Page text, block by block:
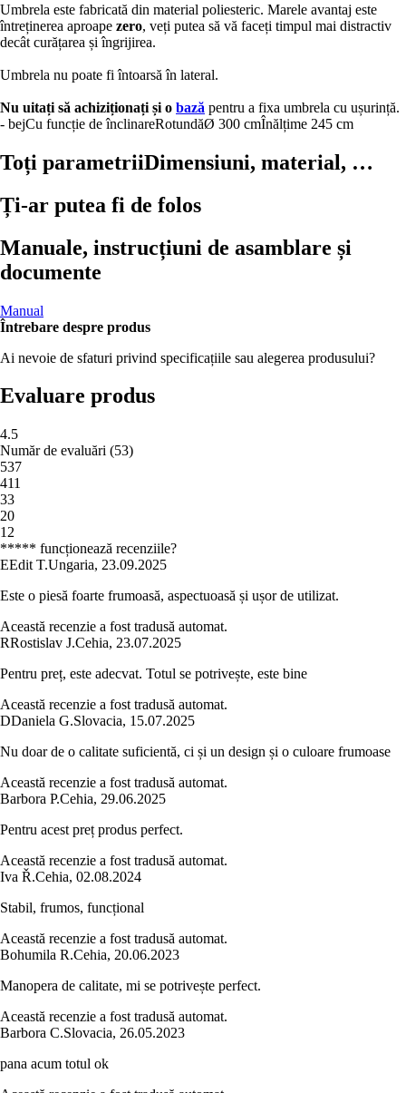
Umbrela este fabricată din material poliesteric. Marele avantaj este
întreținerea aproape zero, veți putea să vă faceți timpul mai distractiv
decât curățarea și îngrijirea.
Umbrela nu poate fi întoarsă în lateral.
Nu uitați să achiziționați și o bază pentru a fixa umbrela cu ușurință.
- bejCu funcție de înclinareRotundăØ 300 cmÎnălțime 245 cm
Toți parametriiDimensiuni, material, …
Ți-ar putea fi de folos
Manuale, instrucțiuni de asamblare și
documente
Manual
Întrebare despre produs
Ai nevoie de sfaturi privind specificațiile sau alegerea produsului?
Evaluare produs
4.5
Număr de evaluări (53)
537
411
33
20
1 2
***** funcționează recenziile?
EEdit T.Ungaria, 23.09.2025
Este o piesă foarte frumoasă, aspectuoasă și ușor de utilizat.
Această recenzie a fost tradusă automat.
RRostislav J.Cehia, 23.07.2025
Pentru preț, este adecvat. Totul se potrivește, este bine
Această recenzie a fost tradusă automat.
DDaniela G.Slovacia, 15.07.2025
Nu doar de o calitate suficientă, ci și un design și o culoare frumoase
Această recenzie a fost tradusă automat.
Barbora P.Cehia, 29.06.2025
Pentru acest preț produs perfect.
Această recenzie a fost tradusă automat.
Iva Ř.Cehia, 02.08.2024
Stabil, frumos, funcțional
Această recenzie a fost tradusă automat.
Bohumila R.Cehia, 20.06.2023
Manopera de calitate, mi se potrivește perfect.
Această recenzie a fost tradusă automat.
Barbora C.Slovacia, 26.05.2023
pana acum totul ok